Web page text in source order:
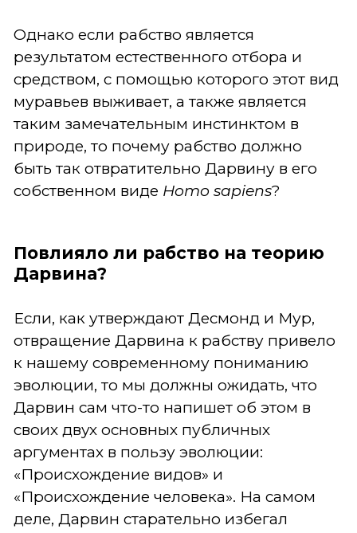
Однако если рабство является
результатом естественного отбора и
средством, с помощью которого этот вид
муравьев выживает, а также является
таким замечательным инстинктом в
природе, то почему рабство должно
быть так отвратительно Дарвину в его
собственном виде Homo sapiens?
Повлияло ли рабство на теорию
Дарвина?
Если, как утверждают Десмонд и Мур,
отвращение Дарвина к рабству привело
к нашему современному пониманию
эволюции, то мы должны ожидать, что
Дарвин сам что-то напишет об этом в
своих двух основных публичных
аргументах в пользу эволюции:
«Происхождение видов» и
«Происхождение человека». На самом
деле, Дарвин старательно избегал